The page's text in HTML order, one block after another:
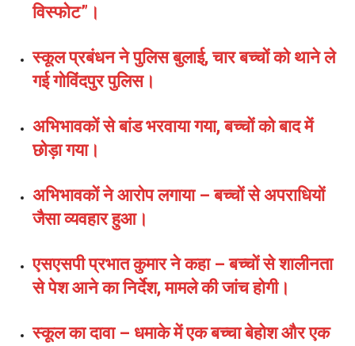
विस्फोट”।
स्कूल प्रबंधन ने पुलिस बुलाई, चार बच्चों को थाने ले
गई गोविंदपुर पुलिस।
अभिभावकों से बांड भरवाया गया, बच्चों को बाद में
छोड़ा गया।
अभिभावकों ने आरोप लगाया – बच्चों से अपराधियों
जैसा व्यवहार हुआ।
एसएसपी प्रभात कुमार ने कहा – बच्चों से शालीनता
से पेश आने का निर्देश, मामले की जांच होगी।
स्कूल का दावा – धमाके में एक बच्चा बेहोश और एक